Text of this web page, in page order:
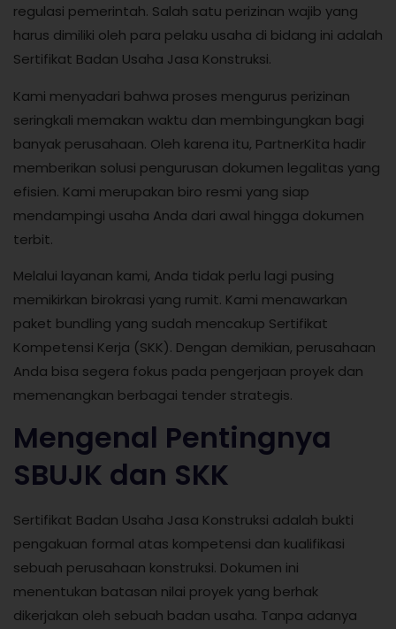
regulasi pemerintah. Salah satu perizinan wajib yang
harus dimiliki oleh para pelaku usaha di bidang ini adalah
Sertifikat Badan Usaha Jasa Konstruksi.
Kami menyadari bahwa proses mengurus perizinan
seringkali memakan waktu dan membingungkan bagi
banyak perusahaan. Oleh karena itu, PartnerKita hadir
memberikan solusi pengurusan dokumen legalitas yang
efisien. Kami merupakan biro resmi yang siap
mendampingi usaha Anda dari awal hingga dokumen
terbit.
Melalui layanan kami, Anda tidak perlu lagi pusing
memikirkan birokrasi yang rumit. Kami menawarkan
paket bundling yang sudah mencakup Sertifikat
Kompetensi Kerja (SKK). Dengan demikian, perusahaan
Anda bisa segera fokus pada pengerjaan proyek dan
memenangkan berbagai tender strategis.
Mengenal Pentingnya
SBUJK dan SKK
Sertifikat Badan Usaha Jasa Konstruksi adalah bukti
pengakuan formal atas kompetensi dan kualifikasi
sebuah perusahaan konstruksi. Dokumen ini
menentukan batasan nilai proyek yang berhak
dikerjakan oleh sebuah badan usaha. Tanpa adanya